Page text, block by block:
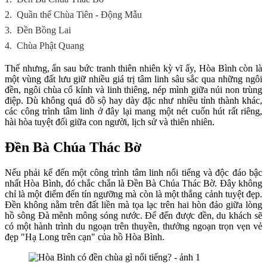
2. Quần thể Chùa Tiên - Động Mẫu
3. Đền Bồng Lai
4. Chùa Phật Quang
Thế nhưng, ẩn sau bức tranh thiên nhiên kỳ vĩ ấy, Hòa Bình còn là
một vùng đất lưu giữ nhiều giá trị tâm linh sâu sắc qua những ngôi
đền, ngôi chùa cổ kính và linh thiêng, nép mình giữa núi non trùng
điệp. Dù không quá đồ sộ hay dày đặc như nhiều tỉnh thành khác,
các công trình tâm linh ở đây lại mang một nét cuốn hút rất riêng,
hài hòa tuyệt đối giữa con người, lịch sử và thiên nhiên.
Đền Bà Chúa Thác Bờ
Nếu phải kể đến một công trình tâm linh nổi tiếng và độc đáo bậc
nhất Hòa Bình, đó chắc chắn là Đền Bà Chúa Thác Bờ. Đây không
chỉ là một điểm đến tín ngưỡng mà còn là một thắng cảnh tuyệt đẹp.
Đền không nằm trên đất liền mà tọa lạc trên hai hòn đảo giữa lòng
hồ sông Đà mênh mông sóng nước. Để đến được đền, du khách sẽ
có một hành trình du ngoạn trên thuyền, thưởng ngoạn trọn vẹn vẻ
đẹp "Hạ Long trên cạn" của hồ Hòa Bình.